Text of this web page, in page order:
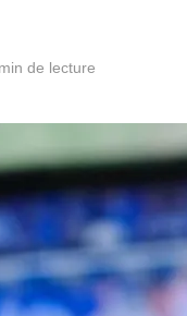
de lecture